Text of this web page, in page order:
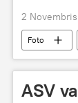
2
Foto
ASV